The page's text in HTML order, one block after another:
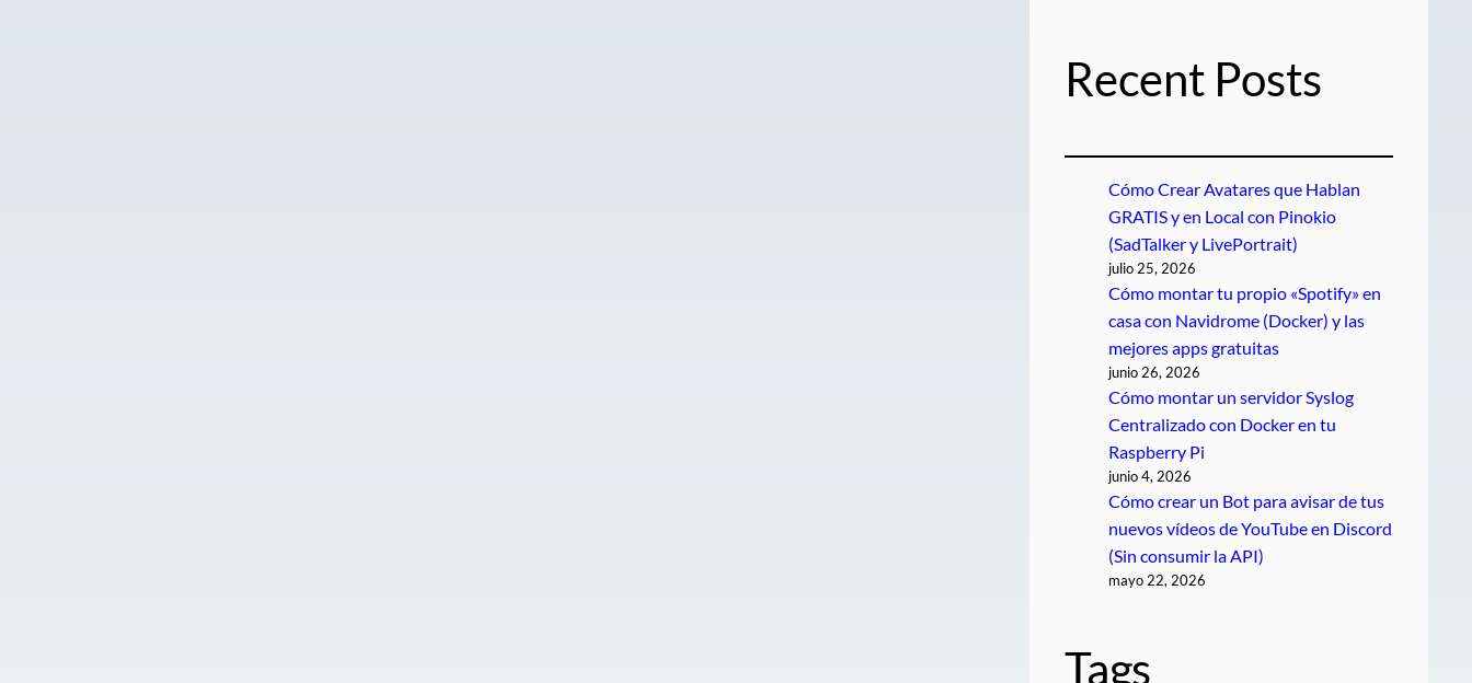
Recent Posts
Cómo Crear Avatares que Hablan
GRATIS y en Local con Pinokio
(SadTalker y LivePortrait)
julio 25, 2026
Cómo montar tu propio «Spotify» en
casa con Navidrome (Docker) y las
mejores apps gratuitas
junio 26, 2026
Cómo montar un servidor Syslog
Centralizado con Docker en tu
Raspberry Pi
junio 4, 2026
Cómo crear un Bot para avisar de tus
nuevos vídeos de YouTube en Discord
(Sin consumir la API)
mayo 22, 2026
Tags